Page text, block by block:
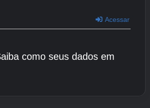
Acessar
como seus dados em